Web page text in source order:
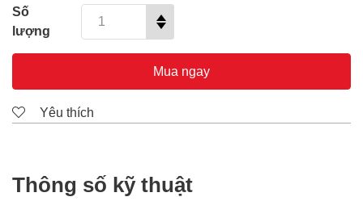
Số
lượng
Mua ngay
Yêu thích
Thông số kỹ thuật